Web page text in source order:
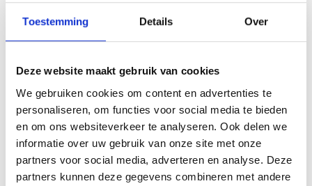
Toestemming Details Over
Deze website maakt gebruik van cookies
We gebruiken cookies om content en advertenties te
personaliseren, om functies voor social media te bieden
en om ons websiteverkeer te analyseren. Ook delen we
informatie over uw gebruik van onze site met onze
partners voor social media, adverteren en analyse. Deze
partners kunnen deze gegevens combineren met andere
De penningen hebben standaard desterren erop en is
inclusief ring. Ze zijn 3 cm groot, waardoor ze zowel op
GERELATEERDE PRODUCTEN